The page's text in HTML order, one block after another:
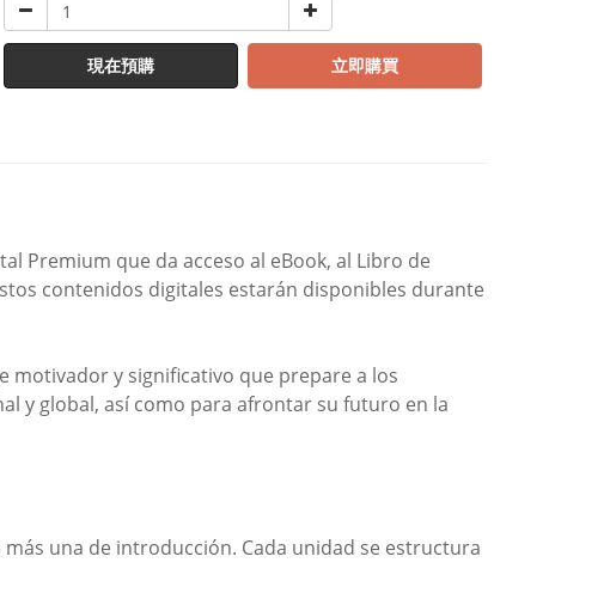
現在預購 立即購買
Premium que da acceso al eBook, al Libro de
contenidos digitales estarán disponibles durante
motivador y significativo que prepare a los
y global, así como para afrontar su futuro en la
una de introducción. Cada unidad se estructura